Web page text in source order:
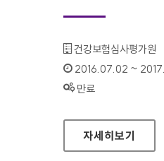
기관명 :
건강보험심사평가원
인증기간 :
2016.07.02 ~
상태 :
만료
의약품관리종합
자세히보기